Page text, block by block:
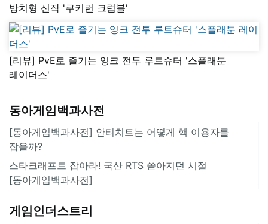
방치형 신작 '쿠키런 크럼블'
[리뷰] PvE로 즐기는 잉크 전투 루트슈터 '스플래툰
레이더스'
동아게임백과사전
[동아게임백과사전] 안티치트는 어떻게 핵 이용자를
잡을까?
스타크래프트 잡아라! 국산 RTS 쏟아지던 시절
[동아게임백과사전]
게임인더스트리